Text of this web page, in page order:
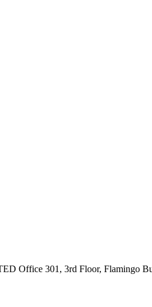
301, 3rd Floor, Flamingo